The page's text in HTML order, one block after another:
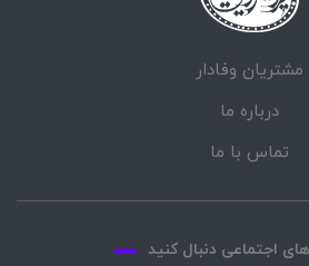
مشتریان وفادار
درباره ما
تماس با ما
اجتماعی دنبال کنید